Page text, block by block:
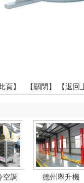
頁】 【關閉】 【返
空調 德州舉升機